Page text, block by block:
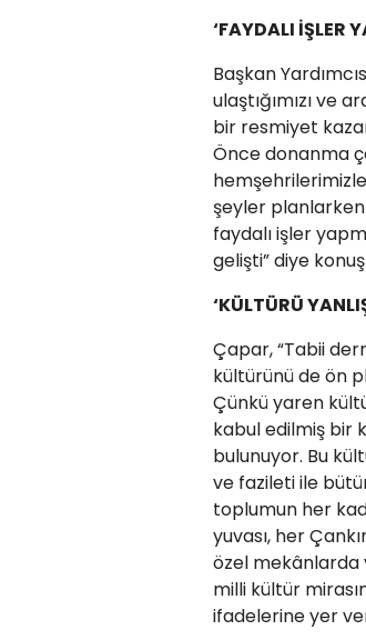
‘FAYDALI İŞLER
Başkan
ulaştığımızı ve
bir resmiyet
Önce donanma
şeyler
faydalı işler
gelişti” diye
‘KÜLTÜRÜ
Çapar, “Tabii
kültürünü de ön
Çünkü yaren
kabul edilmiş bir
bulunuyor. Bu
ve fazileti ile
toplumun her
yuvası, her
özel mekânlarda
milli kültür
ifadelerine yer